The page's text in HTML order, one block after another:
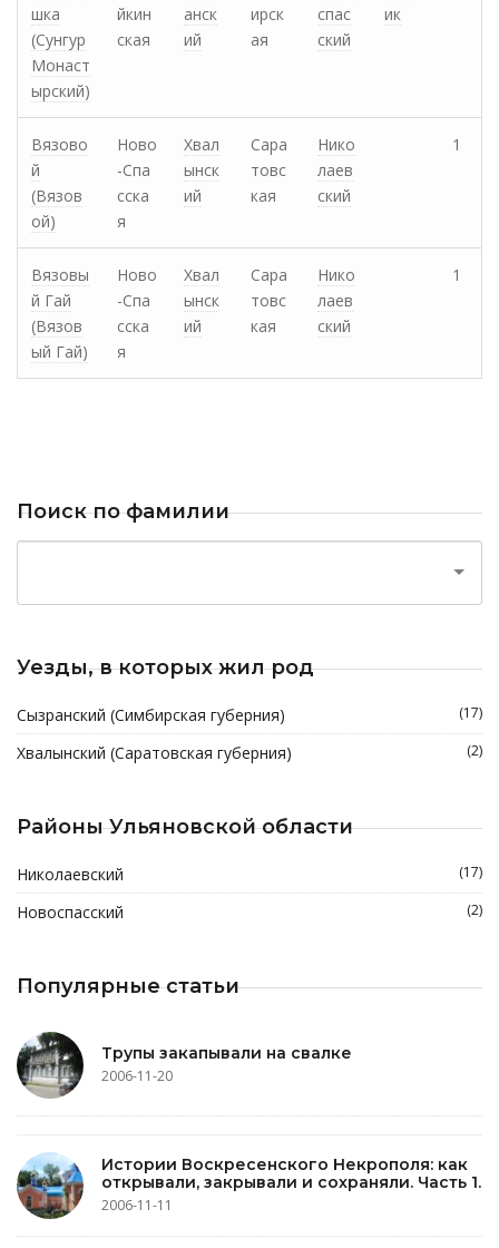
шка
(Сунгур
Монаст
ырский)
йкин
ская
анск
ий
ирск
ая
спас
ский
ик
Вязово
й
(Вязов
ой)
Ново
-Спа
сска
я
Хвал
ынск
ий
Сара
товс
кая
Нико
лаев
ский
1
Вязовы
й Гай
(Вязов
ый Гай)
Ново
-Спа
сска
я
Хвал
ынск
ий
Сара
товс
кая
Нико
лаев
ский
1
Поиск по фамилии
Уезды, в которых жил род
Сызранский (Симбирская губерния) (17)
Хвалынский (Саратовская губерния) (2)
Районы Ульяновской области
Николаевский (17)
Новоспасский (2)
Популярные статьи
Трупы закапывали на свалке
2006-11-20
Истории Воскресенского Некрополя: как
открывали, закрывали и сохраняли. Часть 1.
2006-11-11